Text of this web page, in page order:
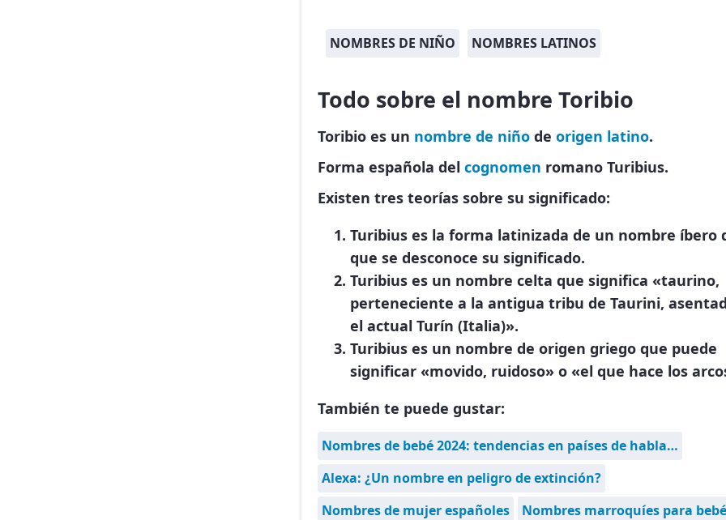
NOMBRES DE NIÑO NOMBRES LATINOS
Todo sobre el nombre Toribio
Toribio es un nombre de niño de origen latino.
Forma española del cognomen romano Turibius.
Existen tres teorías sobre su significado:
Turibius es la forma latinizada de un nombre íbero
que se desconoce su significado.
Turibius es un nombre celta que significa «taurino,
perteneciente a la antigua tribu de Taurini,
el actual Turín (Italia)».
Turibius es un nombre de origen griego que puede
significar «movido, ruidoso» o «el que hace los
También te puede gustar:
Nombres de bebé 2024: tendencias en países de habla…
Alexa: ¿Un nombre en peligro de extinción?
Nombres de mujer españoles
Nombres marroquíes para